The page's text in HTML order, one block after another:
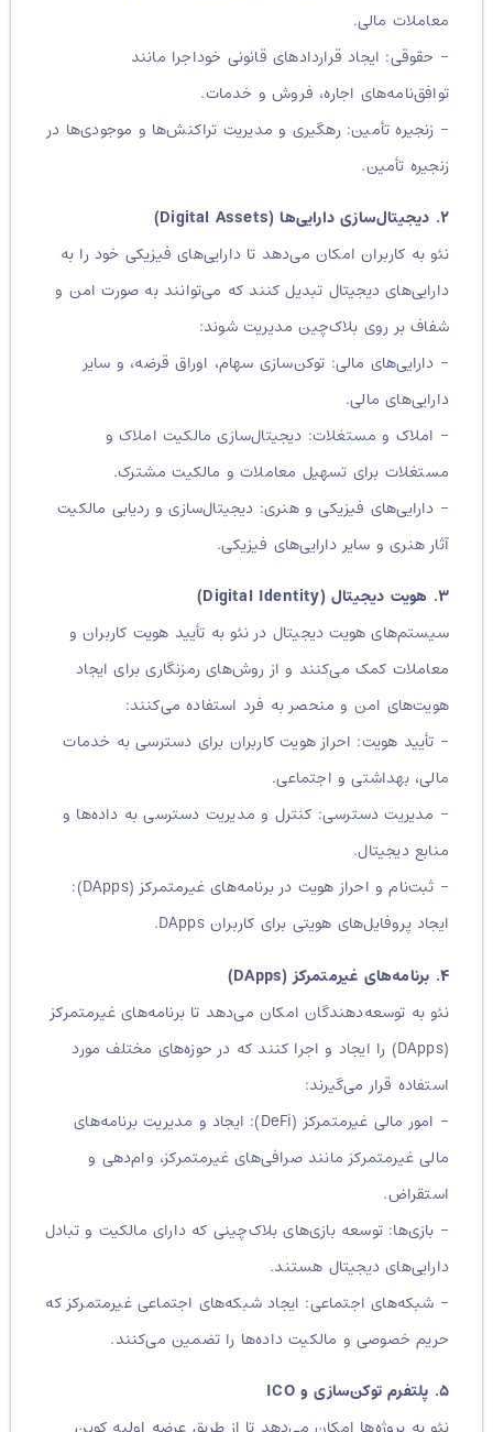
معاملات مالی.
– حقوقی: ایجاد قراردادهای قانونی خوداجرا مانند
توافق‌نامه‌های اجاره، فروش و خدمات.
– زنجیره تأمین: رهگیری و مدیریت تراکنش‌ها و موجودی‌ها در
زنجیره تأمین.
نئو به کاربران امکان می‌دهد تا دارایی‌های فیزیکی خود را به
دارایی‌های دیجیتال تبدیل کنند که می‌توانند به صورت امن و
شفاف بر روی بلاک‌چین مدیریت شوند:
– دارایی‌های مالی: توکن‌سازی سهام، اوراق قرضه، و سایر
دارایی‌های مالی.
– املاک و مستغلات: دیجیتال‌سازی مالکیت املاک و
مستغلات برای تسهیل معاملات و مالکیت مشترک.
– دارایی‌های فیزیکی و هنری: دیجیتال‌سازی و ردیابی مالکیت
آثار هنری و سایر دارایی‌های فیزیکی.
سیستم‌های هویت دیجیتال در نئو به تأیید هویت کاربران و
معاملات کمک می‌کنند و از روش‌های رمزنگاری برای ایجاد
هویت‌های امن و منحصر به فرد استفاده می‌کنند:
– تأیید هویت: احراز هویت کاربران برای دسترسی به خدمات
مالی، بهداشتی و اجتماعی.
– مدیریت دسترسی: کنترل و مدیریت دسترسی به داده‌ها و
منابع دیجیتال.
– ثبت‌نام و احراز هویت در برنامه‌های غیرمتمرکز (DApps):
ایجاد پروفایل‌های هویتی برای کاربران DApps.
نئو به توسعه‌دهندگان امکان می‌دهد تا برنامه‌های غیرمتمرکز
(DApps) را ایجاد و اجرا کنند که در حوزه‌های مختلف مورد
استفاده قرار می‌گیرند:
– امور مالی غیرمتمرکز (DeFi): ایجاد و مدیریت برنامه‌های
مالی غیرمتمرکز مانند صرافی‌های غیرمتمرکز، وام‌دهی و
استقراض.
– بازی‌ها: توسعه بازی‌های بلاک‌چینی که دارای مالکیت و تبادل
دارایی‌های دیجیتال هستند.
– شبکه‌های اجتماعی: ایجاد شبکه‌های اجتماعی غیرمتمرکز که
حریم خصوصی و مالکیت داده‌ها را تضمین می‌کنند.